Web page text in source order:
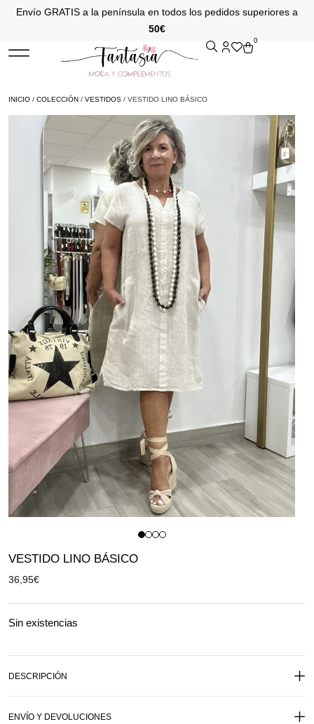
Envío GRATIS a la península en todos los pedidos superiores a
50€
0
INICIO / COLECCIÓN / VESTIDOS / VESTIDO LINO BÁSICO
VESTIDO LINO BÁSICO
36,95€
Sin existencias
DESCRIPCIÓN
ENVÍO Y DEVOLUCIONES